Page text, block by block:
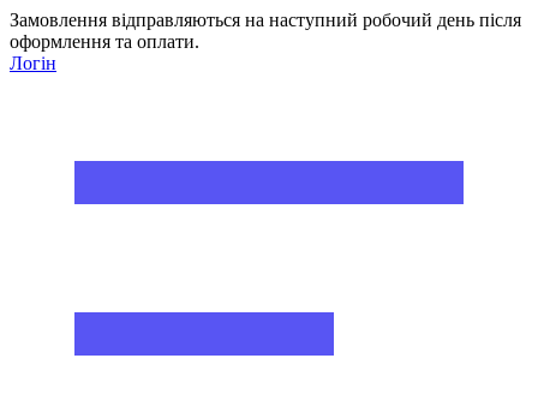
Замовлення відправляються на наступний робочий день після
оформлення та оплати.
Логін